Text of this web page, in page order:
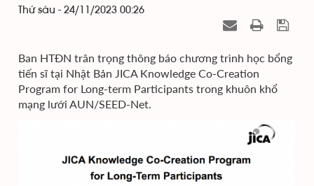
Thứ sáu - 24/11/2023 00:26
Ban HTĐN trân trọng thông báo chương trình học bổng
tiến sĩ tại Nhật Bản JICA Knowledge Co-Creation
Program for Long-term Participants trong khuôn khổ
mạng lưới AUN/SEED-Net.